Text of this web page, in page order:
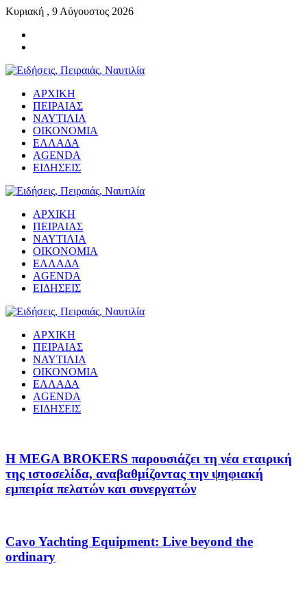
Κυριακή , 9 Αύγουστος 2026
ΑΡΧΙΚΗ
ΠΕΙΡΑΙΑΣ
ΝΑΥΤΙΛΙΑ
ΟΙΚΟΝΟΜΙΑ
ΕΛΛΑΔΑ
AGENDA
ΕΙΔΗΣΕΙΣ
ΑΡΧΙΚΗ
ΠΕΙΡΑΙΑΣ
ΝΑΥΤΙΛΙΑ
ΟΙΚΟΝΟΜΙΑ
ΕΛΛΑΔΑ
AGENDA
ΕΙΔΗΣΕΙΣ
ΑΡΧΙΚΗ
ΠΕΙΡΑΙΑΣ
ΝΑΥΤΙΛΙΑ
ΟΙΚΟΝΟΜΙΑ
ΕΛΛΑΔΑ
AGENDA
ΕΙΔΗΣΕΙΣ
Η MEGA BROKERS παρουσιάζει τη νέα εταιρική
της ιστοσελίδα, αναβαθμίζοντας την ψηφιακή
εμπειρία πελατών και συνεργατών
Cavo Yachting Equipment: Live beyond the
ordinary